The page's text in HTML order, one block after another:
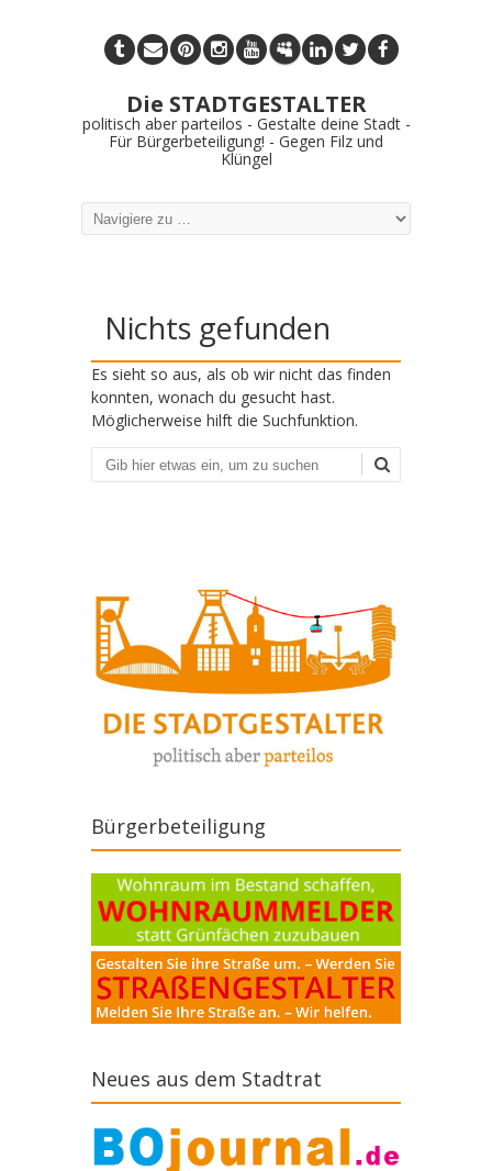
Die STADTGESTALTER
politisch aber parteilos - Gestalte deine Stadt -
Für Bürgerbeteiligung! - Gegen Filz und
Klüngel
Nichts gefunden
Es sieht so aus, als ob wir nicht das finden
konnten, wonach du gesucht hast.
Möglicherweise hilft die Suchfunktion.
Suchen
Bürgerbeteiligung
Neues aus dem Stadtrat